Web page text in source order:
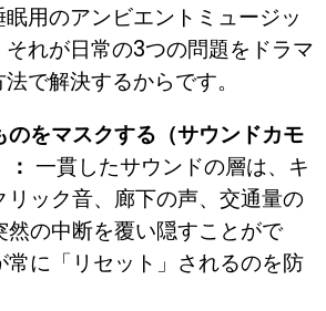
用のアンビエントミュージッ
れが日常の3つの問題をドラマ
で解決するからです。
のをマスクする（サウンドカモ
一貫したサウンドの層は、キ
リック音、廊下の声、交通量の
然の中断を覆い隠すことがで
常に「リセット」されるのを防